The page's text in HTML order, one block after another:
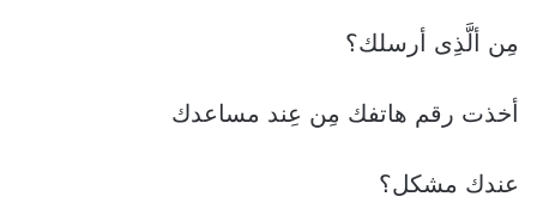
مِن ألَّذِى أرسلك؟
أخذت رقم هاتفك مِن عِند مساعدك
عندك مشكل؟